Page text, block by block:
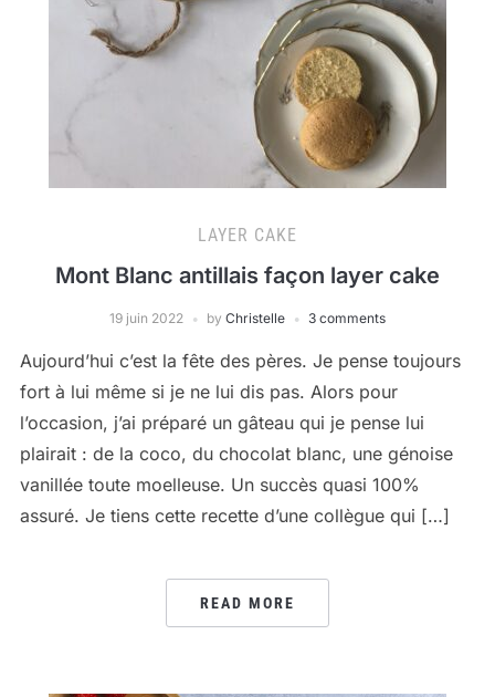
LAYER CAKE
Mont Blanc antillais façon layer cake
19 juin 2022 by Christelle 3 comments
Aujourd’hui c’est la fête des pères. Je pense toujours
fort à lui même si je ne lui dis pas. Alors pour
l’occasion, j’ai préparé un gâteau qui je pense lui
plairait : de la coco, du chocolat blanc, une génoise
vanillée toute moelleuse. Un succès quasi 100%
assuré. Je tiens cette recette d’une collègue qui […]
READ MORE